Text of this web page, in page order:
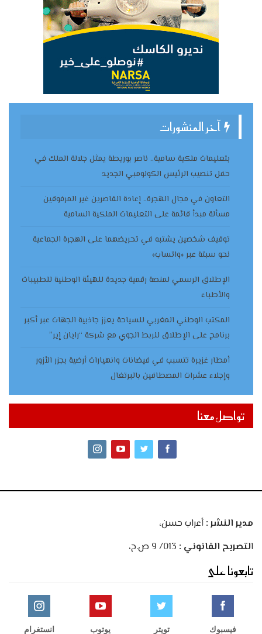
آخر المنشورات
بتعليمات ملكية سامية.. ناصر بوريطة يمثل جلالة الملك في
حفل تنصيب الرئيس الكولومبي الجديد
التعاون في مجال الهجرة.. إعادة القاصرين غير المرفوقين
مسألة مبدأ قائمة على التعليمات الملكية السامية
توقيف شخصين يشتبه في تحريضهما على الهجرة الجماعية
نحو سبتة عبر «واتساب»
الإطلاق الرسمي لمنصة رقمية جديدة للهيئة الوطنية للطبيبات
والأطباء
المكتب الوطني المغربي للسياحة يعزز جاذبية الجهات عبر أكبر
برنامج على الإطلاق للربط الجوي مع شركة “رايان إير”
أمطار غزيرة تتسبب في فيضانات وانهيارات أرضية بجزر الأزور
وإجلاء عشرات المصطافين بالبرتغال
تواصل معنا
مدير النشر :أعراب حسن،
التصريح القانوني :
تابعونا على
فيسبوك تويتر يوتوب انستغرام